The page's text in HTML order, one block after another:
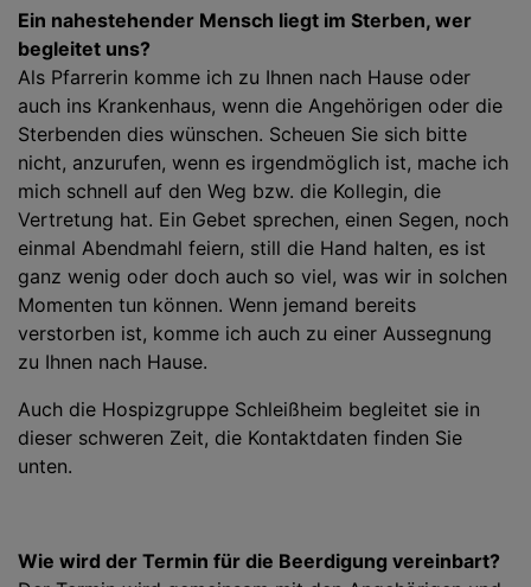
Ein nahestehender Mensch liegt im Sterben, wer
begleitet uns?
Als Pfarrerin komme ich zu Ihnen nach Hause oder
auch ins Krankenhaus, wenn die Angehörigen oder die
Sterbenden dies wünschen. Scheuen Sie sich bitte
nicht, anzurufen, wenn es irgendmöglich ist, mache ich
mich schnell auf den Weg bzw. die Kollegin, die
Vertretung hat. Ein Gebet sprechen, einen Segen, noch
einmal Abendmahl feiern, still die Hand halten, es ist
ganz wenig oder doch auch so viel, was wir in solchen
Momenten tun können. Wenn jemand bereits
verstorben ist, komme ich auch zu einer Aussegnung
zu Ihnen nach Hause.
Auch die Hospizgruppe Schleißheim begleitet sie in
dieser schweren Zeit, die Kontaktdaten finden Sie
unten.
Wie wird der Termin für die Beerdigung vereinbart?